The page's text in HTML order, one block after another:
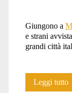
Giungono a
e strani
grandi città
Leggi tutto